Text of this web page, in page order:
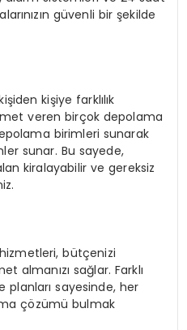
güvenli bir şekilde
kişiye farklılık
veren birçok depolama
birimleri sunarak
sunar. Bu sayede,
kiralayabilir ve gereksiz
hizmetleri, bütçenizi
almanızı sağlar. Farklı
sayesinde, her
çözümü bulmak